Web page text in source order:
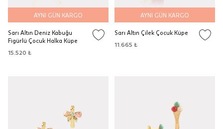
AYNI GÜN KARGO
Sarı Altın Deniz Kabuğu
Figürlü Çocuk Halka Küpe
15.520 ₺
AYNI GÜN KARGO
Sarı Altın Çilek Çocuk Küpe
11.665 ₺